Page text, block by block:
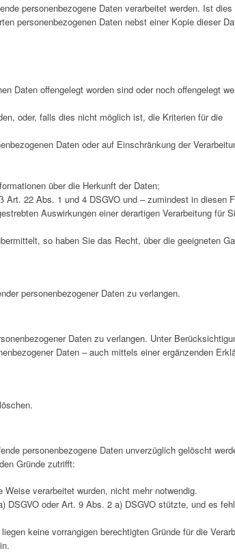
personenbezogene Daten verarbeitet werden. Ist dies
personenbezogenen Daten nebst einer Kopie dieser
Daten offengelegt worden sind oder noch offengelegt
oder, falls dies nicht möglich ist, die Kriterien für die
Daten oder auf Einschränkung der
über die Herkunft der Daten;
22 Abs. 1 und 4 DSGVO und – zumindest in diesen
Auswirkungen einer derartigen Verarbeitung für
so haben Sie das Recht, über die geeigneten
personenbezogener Daten zu verlangen.
Daten zu verlangen. Unter
Daten – auch mittels einer ergänzenden
personenbezogene Daten unverzüglich gelöscht
Gründe zutrifft:
verarbeitet wurden, nicht mehr notwendig.
oder Art. 9 Abs. 2 a) DSGVO stützte, und es
keine vorrangigen berechtigten Gründe für die